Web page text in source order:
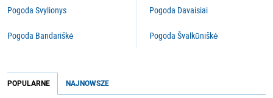
Pogoda Svylionys
Pogoda Bandariškė
Pogoda Davaisiai
Pogoda Švalkūniškė
POPULARNE NAJNOWSZE